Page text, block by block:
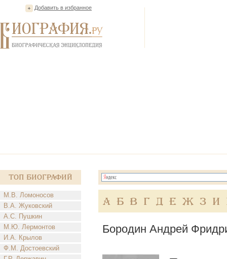
Добавить в избранное
Топ Биографий
М.В. Ломоносов
В.А. Жуковский
А.С. Пушкин
М.Ю. Лермонтов
И.А. Крылов
Ф.М. Достоевский
А Б В Г Д Е Ж З И
Бородин Андрей